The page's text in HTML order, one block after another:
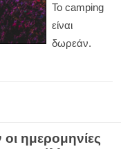
Το camping
είναι
δωρεάν.
ημερομηνίες